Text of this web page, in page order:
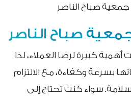
صباح الناصر
صباح الناصر
كبيرة لرضا العملاء، لذا
بسرعة وكفاءة، مع الالتزام
سواء كنت تحتاج إلى